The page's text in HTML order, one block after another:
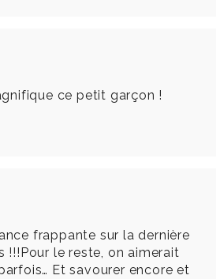
ce petit garçon !
frappante sur la dernière
!!!Pour le reste, on aimerait
Et savourer encore et